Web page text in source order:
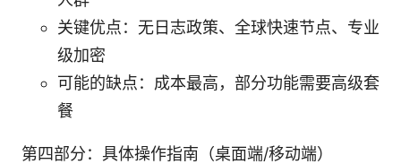
关键优点：无日志政策、全球快速节点、专业
级加密
可能的缺点：成本最高，部分功能需要高级套
餐
第四部分：具体操作指南（桌面端/移动端）